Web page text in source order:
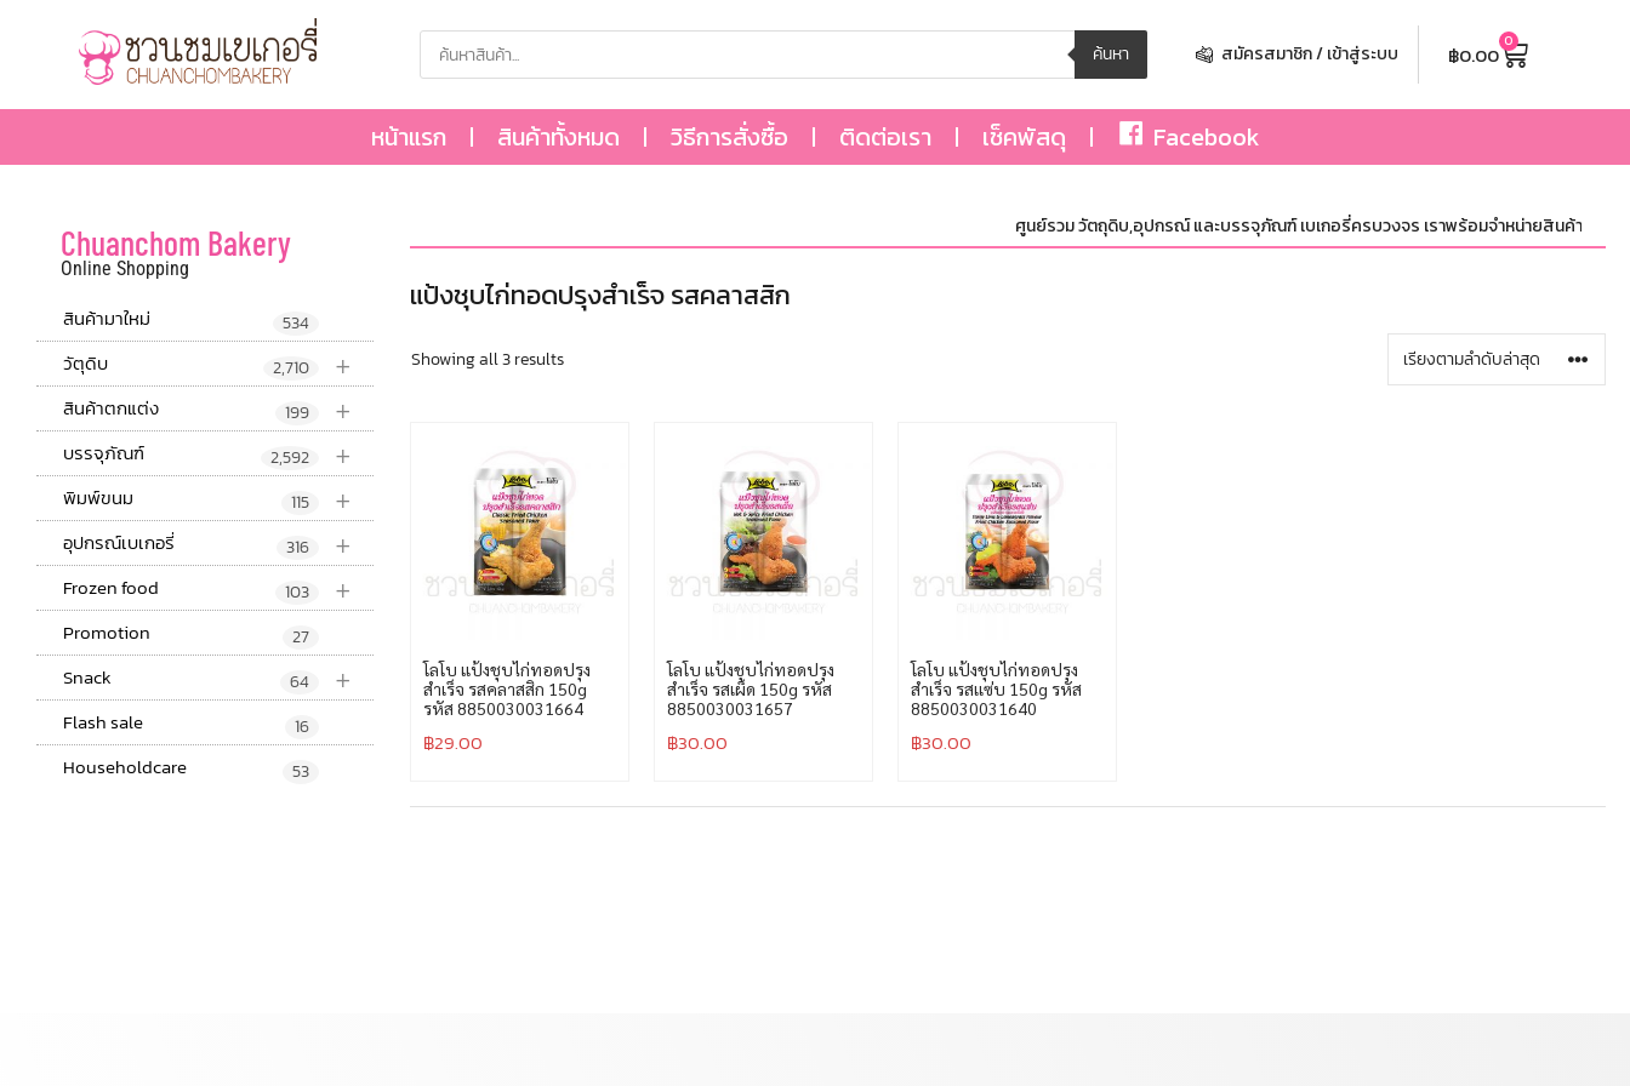
ค้นหา สมัครสมาชิก / เข้าสู่ระบบ ฿0.00 0
หน้าแรก สินค้าทั้งหมด วิธีการสั่งซื้อ ติดต่อเรา เช็คพัสดุ Facebook
Chuanchom Bakery
Online Shopping
สินค้ามาใหม่ 534
+
วัตุดิบ 2,710
+
สินค้าตกแต่ง 199
+
บรรจุภัณฑ์ 2,592
+
พิมพ์ขนม 115
+
อุปกรณ์เบเกอรี่ 316
+
Frozen food 103
Promotion 27
+
Snack 64
Flash sale 16
Householdcare 53
ศูนย์รวม วัตถุดิบ,อุปกรณ์ และบรรจุภัณฑ์ เบเกอรี่ครบวงจร เราพร้อมจำหน่ายสินค้าไม่จำกั
แป้งชุบไก่ทอดปรุงสำเร็จ รสคลาสสิก
Showing all 3 results
โลโบ แป้งชุบไก่ทอดปรุง
สำเร็จ รสคลาสสิก 150g
รหัส 8850030031664
฿29.00
โลโบ แป้งชุบไก่ทอดปรุง
สำเร็จ รสเผ็ด 150g รหัส
8850030031657
฿30.00
โลโบ แป้งชุบไก่ทอดปรุง
สำเร็จ รสเเซ่บ 150g รหัส
8850030031640
฿30.00